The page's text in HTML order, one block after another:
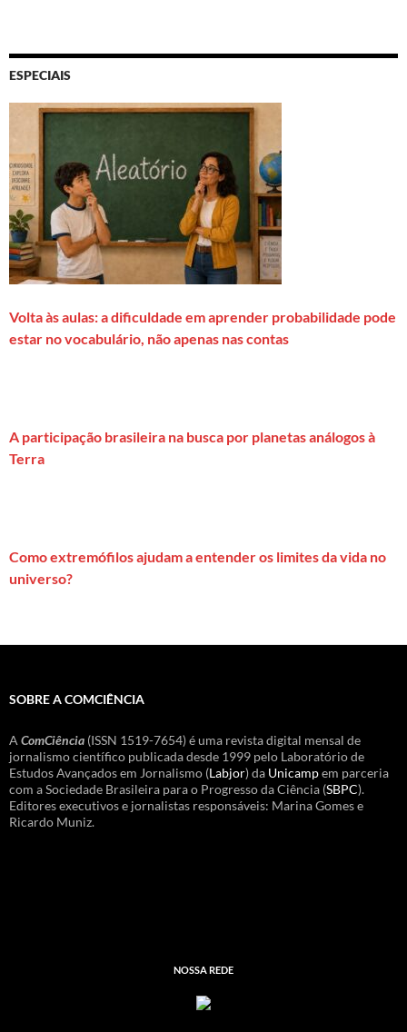
ESPECIAIS
Volta às aulas: a dificuldade em aprender probabilidade pode
estar no vocabulário, não apenas nas contas
A participação brasileira na busca por planetas análogos à
Terra
Como extremófilos ajudam a entender os limites da vida no
universo?
SOBRE A COMCIÊNCIA
A ComCiência (ISSN 1519-7654) é uma revista digital mensal de
jornalismo científico publicada desde 1999 pelo Laboratório de
Estudos Avançados em Jornalismo (Labjor) da Unicampem parceria
com a Sociedade Brasileira para o Progresso da Ciência (SBPC).
Editores executivos e jornalistas responsáveis: Marina Gomes e
Ricardo Muniz.
NOSSA REDE